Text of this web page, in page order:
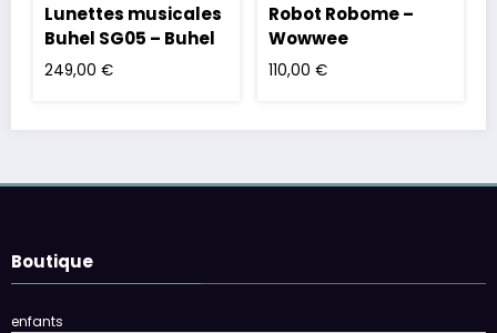
Lunettes musicales
Buhel SG05 – Buhel
249,00 €
Robot Robome –
Wowwee
110,00 €
Boutique
enfants